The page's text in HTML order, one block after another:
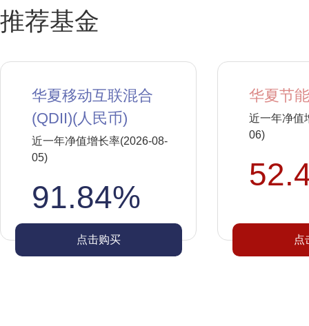
推荐基金
华夏移动互联混合
(QDII)(人民币)
近一年净值增长率(2026-08-
05)
91.84%
点击购买
华夏节
近一年净值
06)
点